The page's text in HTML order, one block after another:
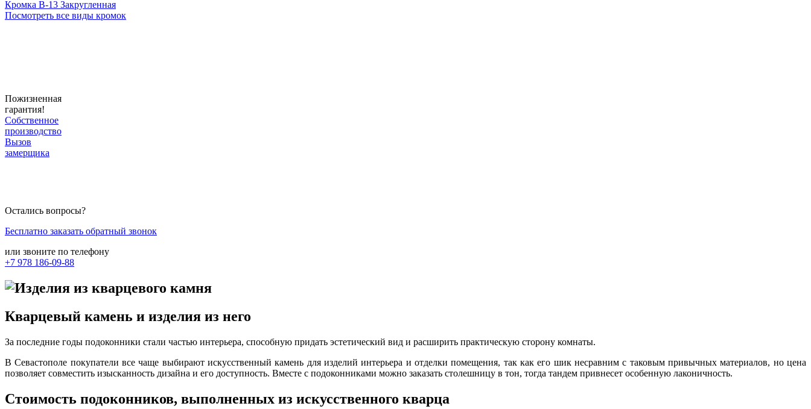
Кромка B-13 Закругленная
Посмотреть все виды кромок
Пожизненная
гарантия!
Собственное
производство
Вызов
замерщика
Остались вопросы?
Бесплатно заказать обратный звонок
или звоните по телефону
+7 978 186-09-88
Кварцевый камень и изделия из него
За последние годы подоконники стали частью интерьера, способную придать эстетический вид и расширить практическую сторону комнаты.
В Севастополе покупатели все чаще выбирают искусственный камень для изделий интерьера и отделки помещения, так как его шик несравним с таковым привычных материалов, но цена
позволяет совместить изысканность дизайна и его доступность. Вместе с подоконниками можно заказать столешницу в тон, тогда тандем привнесет особенную лаконичность.
Стоимость подоконников, выполненных из искусственного кварца